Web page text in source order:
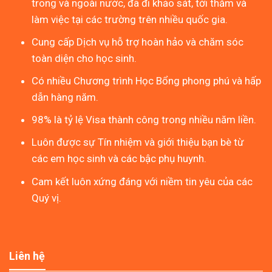
trong và ngoài nước, đã đi khảo sát, tới thăm và
làm việc tại các trường trên nhiều quốc gia.
Cung cấp Dịch vụ hỗ trợ hoàn hảo và chăm sóc
toàn diện cho học sinh.
Có nhiều Chương trình Học Bổng phong phú và hấp
dẫn hàng năm.
98% là tỷ lệ Visa thành công trong nhiều năm liền.
Luôn được sự Tín nhiệm và giới thiệu bạn bè từ
các em học sinh và các bậc phụ huynh.
Cam kết luôn xứng đáng với niềm tin yêu của các
Quý vị.
Liên hệ